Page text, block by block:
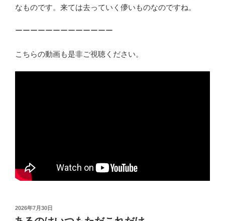
なものです。来ては去っていく儚いものなのですね。
ーーーーーーーーーーーーー
こちらの動画も是非ご視聴ください。
投
稿
2026年7月30日